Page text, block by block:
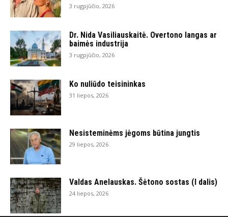
3 rugpjūčio, 2026
Dr. Nida Vasiliauskaitė. Overtono langas ar
baimės industrija
3 rugpjūčio, 2026
Ko nuliūdo teisininkas
31 liepos, 2026
Nesisteminėms jėgoms būtina jungtis
29 liepos, 2026
Valdas Anelauskas. Šėtono sostas (I dalis)
24 liepos, 2026